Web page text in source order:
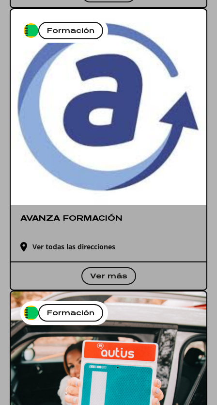
Formación
AVANZA FORMACIÓN
Ver todas las direcciones
Ver más
Formación